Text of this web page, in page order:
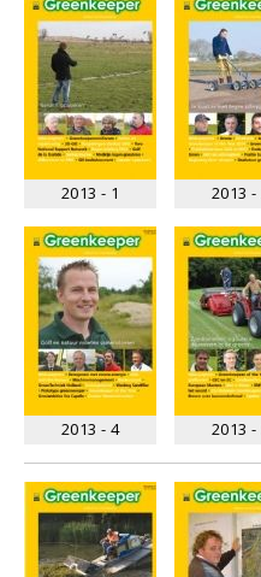
2013 - 1 2013 -
2013 - 4 2013 -